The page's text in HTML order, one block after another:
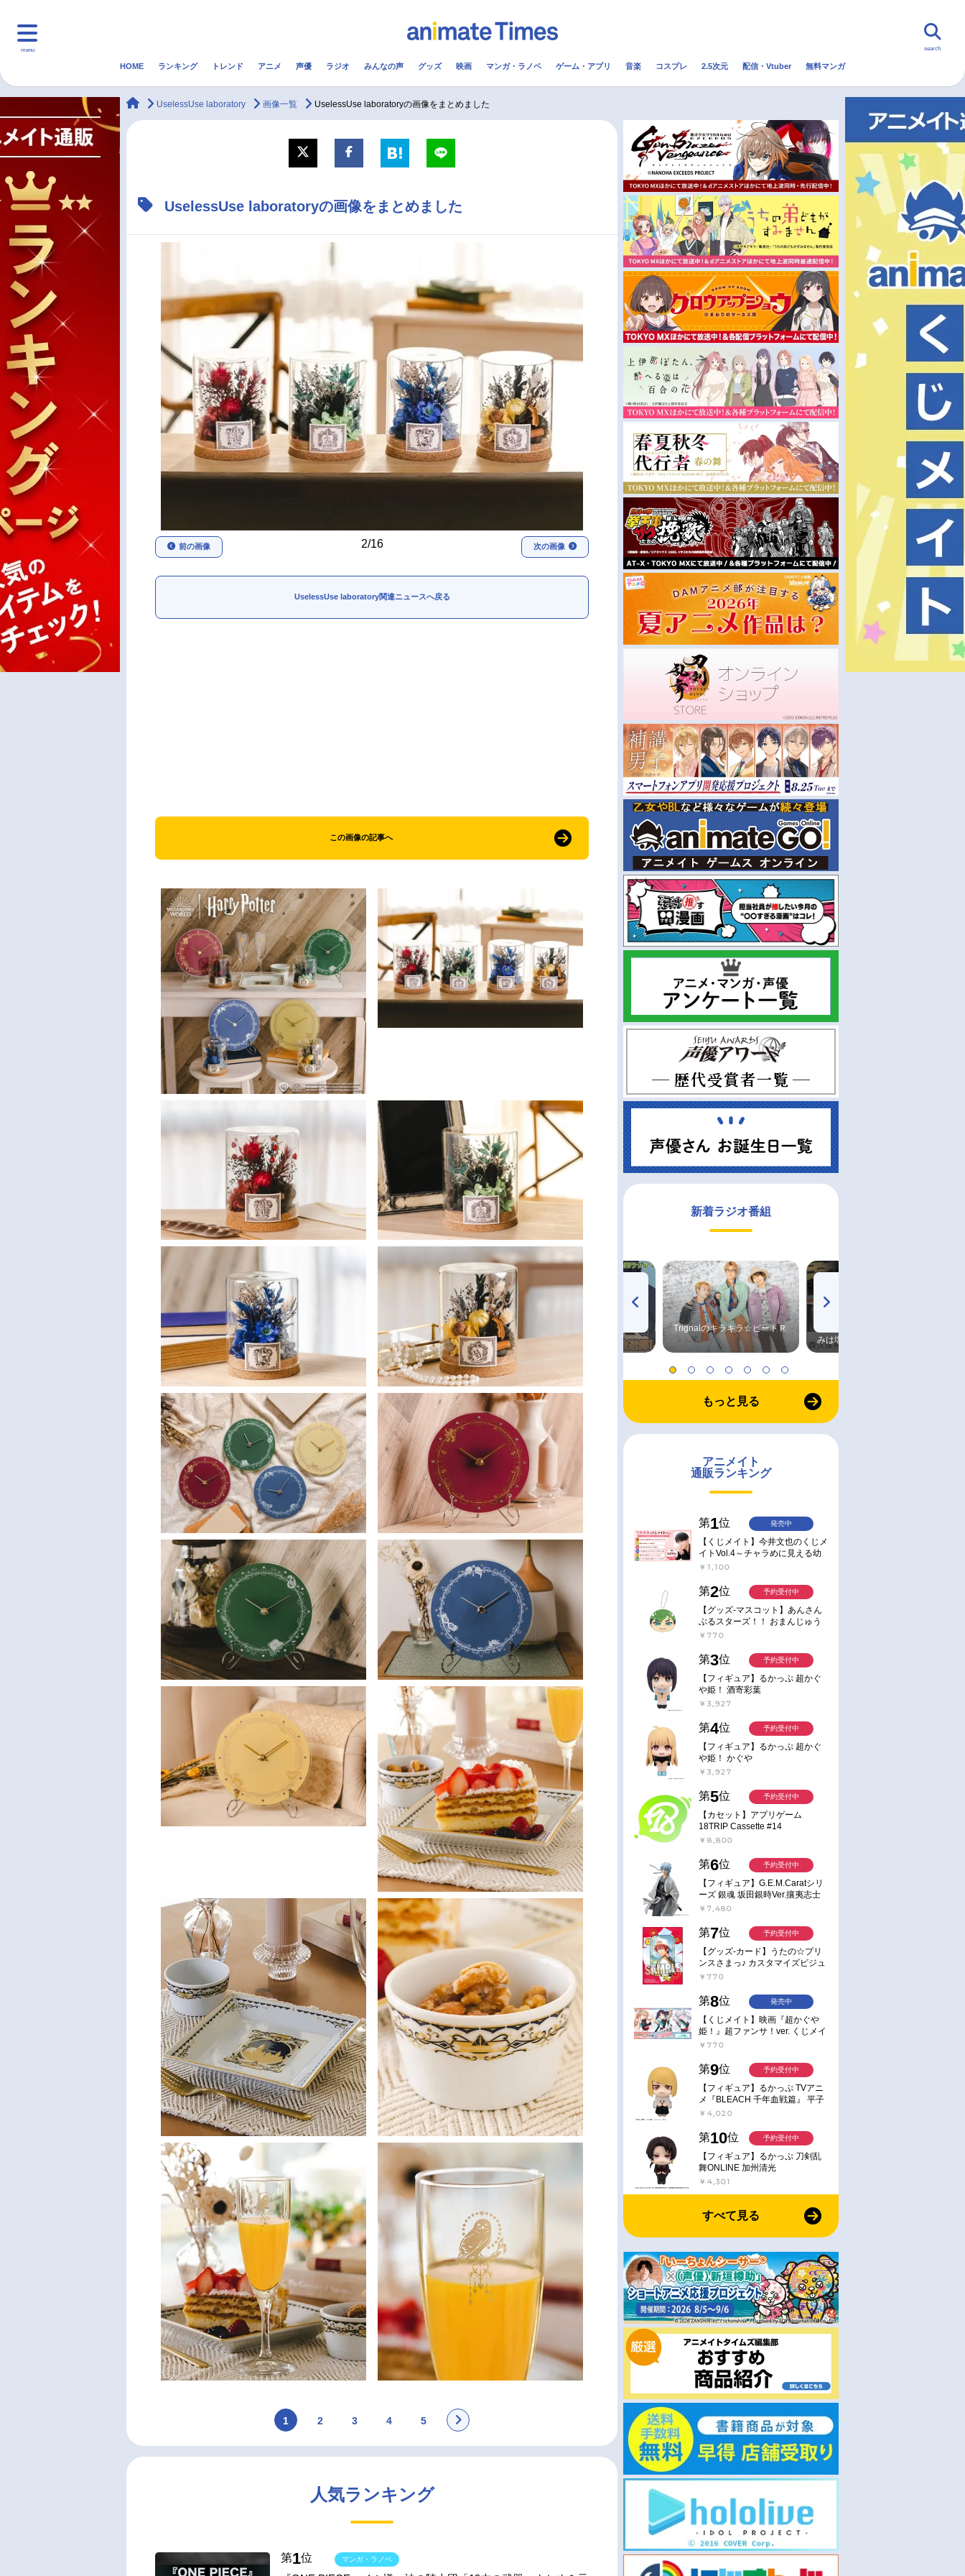
menu
マンガ・ラノベ 音楽 配信・Vtuber トレンド 無料マンガ
アニメ記事一覧
声優記事一覧
実写化映画一覧
男性声優/女性声優一覧
今期アニメ曜日別一覧
夏アニメ
秋アニメ
冬アニメ
search
HOME ランキング トレンド アニメ 声優 ラジオ みんなの声 グッズ 映画 マンガ・ラノベ ゲーム・アプリ 音楽 コスプレ 2.5次元 配信・Vtuber 無料マンガ
animateTimes
UselessUse laboratory 画像一覧 UselessUse laboratoryの画像をまとめました
UselessUse laboratoryの画像をまとめました
2/16
前の画像 次の画像
UselessUse laboratory関連ニュースへ戻る
この画像の記事へ
1 2 3 4 5
人気ランキング
第1位
マンガ・ラノベ
新着ラジオ番組
TVアニメ『戦隊大失格』
radio 大直会 2nd season
Trignalのキラキラ☆ビートＲ
みは塩だけ
もっと見る
アニメイト
通販ランキング
第1位
【くじメイト】今井文也のくじメ
イトVol.4～チャラめに見える幼
馴染、実は一途で独占欲が強いん
￥1,100
発売中
第2位
【グッズ-マスコット】あんさん
ぶるスターズ！！ おまんじゅう
にぎにぎマスコット ねくすと2
￥770
予約受付中
第3位
【フィギュア】るかっぷ 超かぐ
や姫！ 酒寄彩葉
￥3,927
予約受付中
第4位
【フィギュア】るかっぷ 超かぐ
や姫！ かぐや
￥3,927
予約受付中
第5位
【カセット】アプリゲーム
18TRIP Cassette #14
￥8,800
予約受付中
第6位
【フィギュア】G.E.M.Caratシリ
ーズ 銀魂 坂田銀時Ver.攘夷志士
完成品フィギュア
￥7,480
予約受付中
第7位
【グッズ-カード】うたの☆プリ
ンスさまっ♪ カスタマイズビジュ
アルカードコレクション Best
￥770
予約受付中
第8位
【くじメイト】映画『超かぐや
姫！』超ファンサ！ver. くじメイ
ト
￥770
発売中
第9位
【フィギュア】るかっぷ TVアニ
メ『BLEACH 千年血戦篇』 平子
真子
￥4,020
予約受付中
第10位
【フィギュア】るかっぷ 刀剣乱
舞ONLINE 加州清光
￥4,301
予約受付中
すべて見る